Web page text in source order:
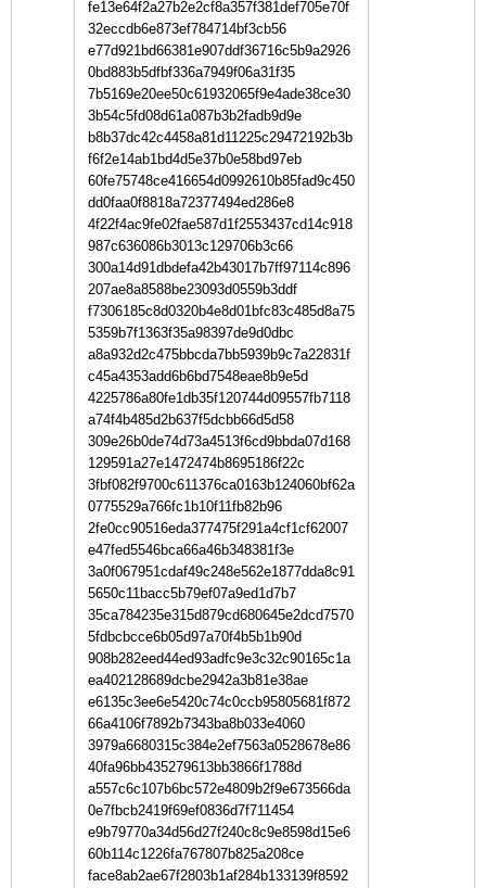
fe13e64f2a27b2e2cf8a357f381def705e70f
32eccdb6e873ef784714bf3cb56
e77d921bd66381e907ddf36716c5b9a2926
0bd883b5dfbf336a7949f06a31f35
7b5169e20ee50c61932065f9e4ade38ce30
3b54c5fd08d61a087b3b2fadb9d9e
b8b37dc42c4458a81d11225c29472192b3b
f6f2e14ab1bd4d5e37b0e58bd97eb
60fe75748ce416654d0992610b85fad9c450
dd0faa0f8818a72377494ed286e8
4f22f4ac9fe02fae587d1f2553437cd14c918
987c636086b3013c129706b3c66
300a14d91dbdefa42b43017b7ff97114c896
207ae8a8588be23093d0559b3ddf
f7306185c8d0320b4e8d01bfc83c485d8a75
5359b7f1363f35a98397de9d0dbc
a8a932d2c475bbcda7bb5939b9c7a22831f
c45a4353add6b6bd7548eae8b9e5d
4225786a80fe1db35f120744d09557fb7118
a74f4b485d2b637f5dcbb66d5d58
309e26b0de74d73a4513f6cd9bbda07d168
129591a27e1472474b8695186f22c
3fbf082f9700c611376ca0163b124060bf62a
0775529a766fc1b10f11fb82b96
2fe0cc90516eda377475f291a4cf1cf62007
e47fed5546bca66a46b348381f3e
3a0f067951cdaf49c248e562e1877dda8c91
5650c11bacc5b79ef07a9ed1d7b7
35ca784235e315d879cd680645e2dcd7570
5fdbcbcce6b05d97a70f4b5b1b90d
908b282eed44ed93adfc9e3c32c90165c1a
ea402128689dcbe2942a3b81e38ae
e6135c3ee6e5420c74c0ccb95805681f872
66a4106f7892b7343ba8b033e4060
3979a6680315c384e2ef7563a0528678e86
40fa96bb435279613bb3866f1788d
a557c6c107b6bc572e4809b2f9e673566da
0e7fbcb2419f69ef0836d7f711454
e9b79770a34d56d27f240c8c9e8598d15e6
60b114c1226fa767807b825a208ce
face8ab2ae67f2803b1af284b133139f8592